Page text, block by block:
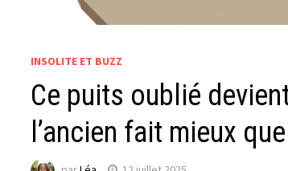
INSOLITE ET BUZZ
Ce puits oublié
l’ancien fait mieux